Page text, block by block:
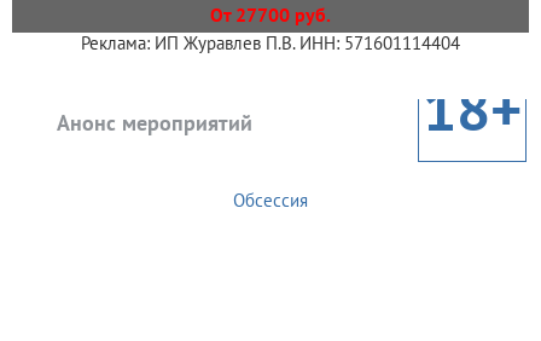
От 27700 руб.
Реклама: ИП Журавлев П.В. ИНН: 571601114404
Анонс мероприятий 18+
Обсессия